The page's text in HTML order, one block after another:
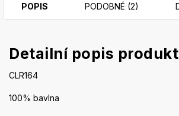
POPIS PODOBNÉ (2)
Detailní popis
CLR164
100% bavlna